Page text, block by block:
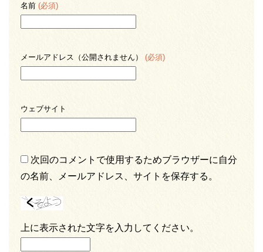
名前 (必須)
メールアドレス（公開されません） (必須)
ウェブサイト
次回のコメントで使用するためブラウザーに自分
の名前、メールアドレス、サイトを保存する。
上に表示された文字を入力してください。